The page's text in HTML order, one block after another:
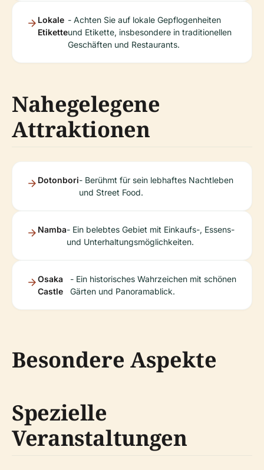
Lokale
Etikette
- Achten Sie auf lokale Gepflogenheiten
und Etikette, insbesondere in traditionellen
Geschäften und Restaurants.
Nahegelegene
Attraktionen
Dotonbori- Berühmt für sein lebhaftes Nachtleben
und Street Food.
Namba- Ein belebtes Gebiet mit Einkaufs-, Essens-
und Unterhaltungsmöglichkeiten.
Osaka
Castle
- Ein historisches Wahrzeichen mit schönen
Gärten und Panoramablick.
Besondere Aspekte
Spezielle
Veranstaltungen